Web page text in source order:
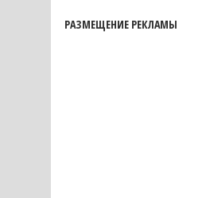
РАЗМЕЩЕНИЕ РЕКЛАМЫ